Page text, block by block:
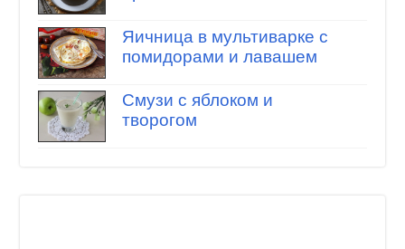
Яичница в мультиварке с
помидорами и лавашем
Смузи с яблоком и
творогом